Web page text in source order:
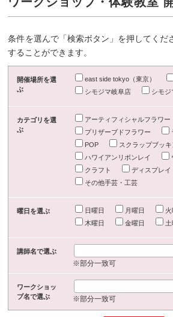
条件を選んで「検索ボタン」を押してくだ
することができます。
開催場所を選
ぶ
east side tokyo（東京）
シモジマ岐阜店
シモジ
カテゴリを選
ぶ
アーティフィシャルフラワー
プリザーブドフラワー
POP
スクラップブッ
ハワイアンリボンレイ
クラフト
ディスプレイ
その他手芸・工芸
曜日を選ぶ 日曜日 月曜日 火
木曜日
金曜日 土
講師名で選ぶ
※部分一致可
ワークショッ
プ名で選ぶ
※部分一致可